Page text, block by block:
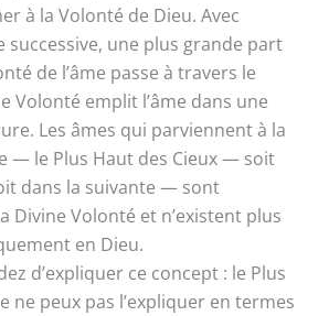
à la Volonté de Dieu. Avec
successive, une plus grande part
de l’âme passe à travers le
Volonté emplit l’âme dans une
Les âmes qui parviennent à la
— le Plus Haut des Cieux — soit
dans la suivante — sont
Divine Volonté et n’existent plus
en Dieu.
d’expliquer ce concept : le Plus
ne peux pas l’expliquer en termes